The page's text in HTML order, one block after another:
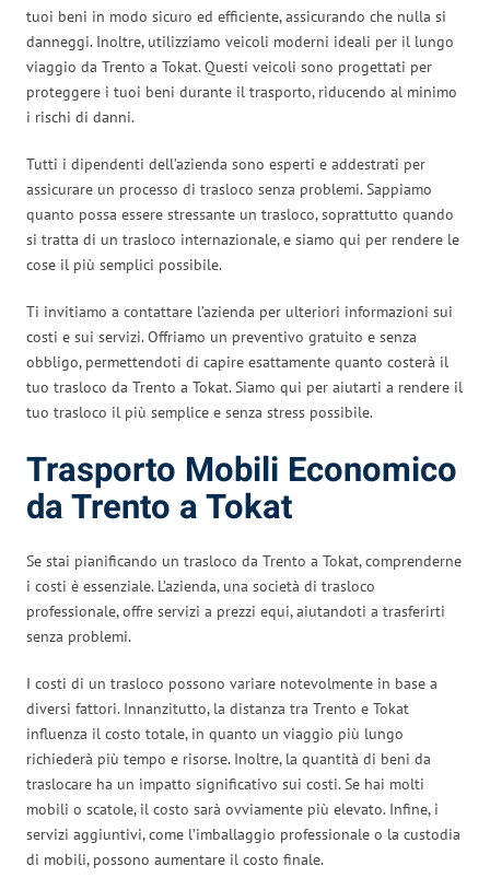
tuoi beni in modo sicuro ed efficiente, assicurando che nulla si
danneggi. Inoltre, utilizziamo veicoli moderni ideali per il lungo
viaggio da Trento a Tokat. Questi veicoli sono progettati per
proteggere i tuoi beni durante il trasporto, riducendo al minimo
i rischi di danni.
Tutti i dipendenti dell’azienda sono esperti e addestrati per
assicurare un processo di trasloco senza problemi. Sappiamo
quanto possa essere stressante un trasloco, soprattutto quando
si tratta di un trasloco internazionale, e siamo qui per rendere le
cose il più semplici possibile.
Ti invitiamo a contattare l’azienda per ulteriori informazioni sui
costi e sui servizi. Offriamo un preventivo gratuito e senza
obbligo, permettendoti di capire esattamente quanto costerà il
tuo trasloco da Trento a Tokat. Siamo qui per aiutarti a rendere il
tuo trasloco il più semplice e senza stress possibile.
Trasporto Mobili Economico
da Trento a Tokat
Se stai pianificando un trasloco da Trento a Tokat, comprenderne
i costi è essenziale. L’azienda, una società di trasloco
professionale, offre servizi a prezzi equi, aiutandoti a trasferirti
senza problemi.
I costi di un trasloco possono variare notevolmente in base a
diversi fattori. Innanzitutto, la distanza tra Trento e Tokat
influenza il costo totale, in quanto un viaggio più lungo
richiederà più tempo e risorse. Inoltre, la quantità di beni da
traslocare ha un impatto significativo sui costi. Se hai molti
mobili o scatole, il costo sarà ovviamente più elevato. Infine, i
servizi aggiuntivi, come l’imballaggio professionale o la custodia
di mobili, possono aumentare il costo finale.